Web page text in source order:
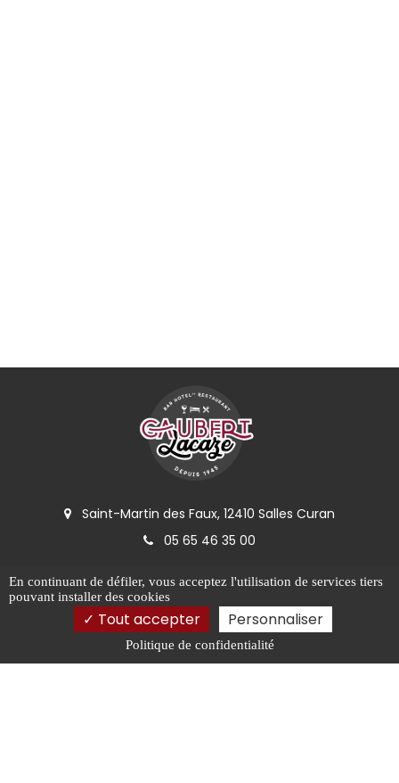
Saint-Martin des Faux, 12410 Salles Curan
05 65 46 35 00
En continuant de défiler, vous acceptez l'utilisation de services tiers
pouvant installer des cookies
Tout accepter Personnaliser
Politique de confidentialité